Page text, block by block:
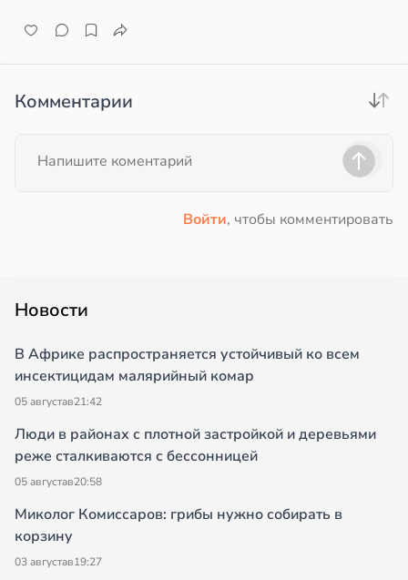
Комментарии
Войти, чтобы комментировать
Новости
В Африке распространяется устойчивый ко всем
инсектицидам малярийный комар
05 августав21:42
Люди в районах с плотной застройкой и деревьями
реже сталкиваются с бессонницей
05 августав20:58
Миколог Комиссаров: грибы нужно собирать в
корзину
03 августав19:27